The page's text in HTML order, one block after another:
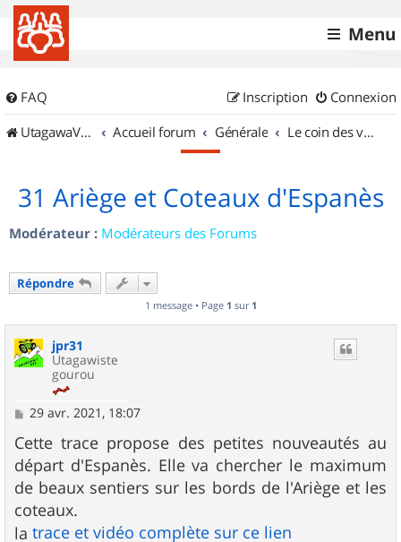
Menu
FAQ Connexion
Inscription
UtagawaVTT (Randos VTT et VTTAE avec traces GPS)
Accueil forum Générale Le coin des vidéastes
31 Ariège et Coteaux d'Espanès
Modérateur : Modérateurs des Forums
Répondre
1 message • Page 1 sur 1
jpr31
Utagawiste
gourou
M
s
s
a
g
e
29 avr. 2021, 18:07
Cette trace propose des petites nouveautés au
départ d'Espanès. Elle va chercher le maximum
de beaux sentiers sur les bords de l'Ariège et les
coteaux.
la trace et vidéo complète sur ce lien